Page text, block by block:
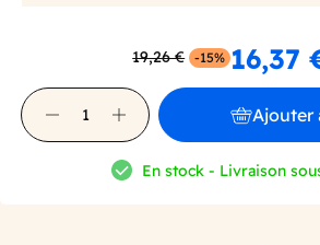
19,26 € -15% 16,37
Ajouter
En stock - Livraison